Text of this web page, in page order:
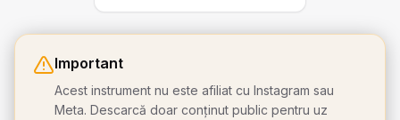
Important
Acest instrument nu este afiliat cu Instagram sau
Meta. Descarcă doar conținut public pentru uz